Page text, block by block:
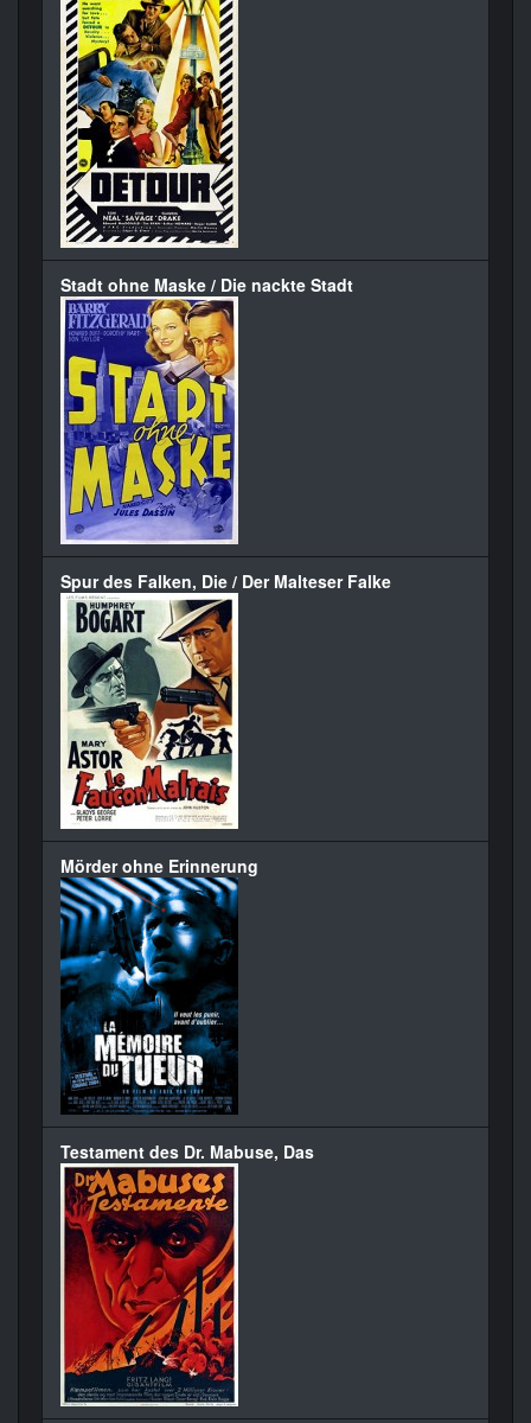
Stadt ohne Maske / Die nackte Stadt
Spur des Falken, Die / Der Malteser Falke
Mörder ohne Erinnerung
Testament des Dr. Mabuse, Das